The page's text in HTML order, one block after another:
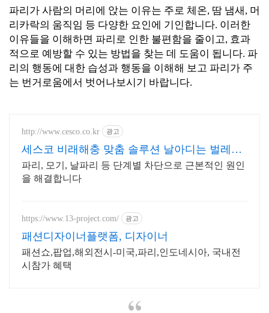
파리가 사람의 머리에 앉는 이유는 주로 체온, 땀 냄새, 머
리카락의 움직임 등 다양한 요인에 기인합니다. 이러한
이유들을 이해하면 파리로 인한 불편함을 줄이고, 효과
적으로 예방할 수 있는 방법을 찾는 데 도움이 됩니다. 파
리의 행동에 대한 습성과 행동을 이해해 보고 파리가 주
는 번거로움에서 벗어나보시기 바랍니다.
http://www.cesco.co.kr 광고
세스코 비래해충 맞춤 솔루션 날아디는 벌레도
완벽 차단
파리, 모기, 날파리 등 단계별 차단으로 근본적인 원인
을 해결합니다
https://www.13-project.com/ 광고
패션디자이너플랫폼, 디자이너
패션쇼,팝업,해외전시-미국,파리,인도네시아, 국내전
시참가 혜택